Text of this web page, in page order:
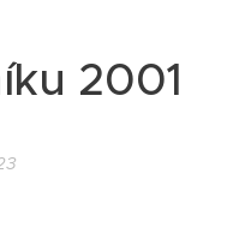
2001